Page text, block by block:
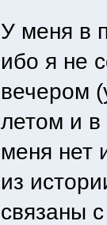
У меня в
ибо я не
вечером
летом и в
меня нет
из
связаны